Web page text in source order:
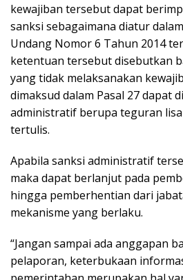
kewajiban tersebut dapat
sanksi sebagaimana diatur
Undang Nomor 6 Tahun 2014
ketentuan tersebut disebutkan
yang tidak melaksanakan
dimaksud dalam Pasal 27 dapat
administratif berupa teguran
tertulis.
Apabila sanksi administratif
maka dapat berlanjut pada
hingga pemberhentian dari
mekanisme yang berlaku.
“Jangan sampai ada anggapan
pelaporan, keterbukaan